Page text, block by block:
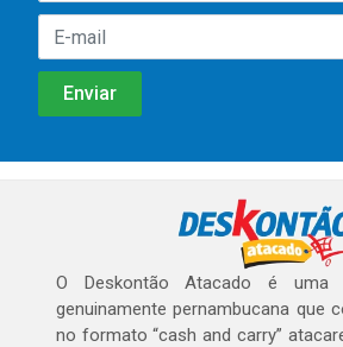
O Deskontão Atacado é uma
genuinamente pernambucana que
no formato “cash and carry”